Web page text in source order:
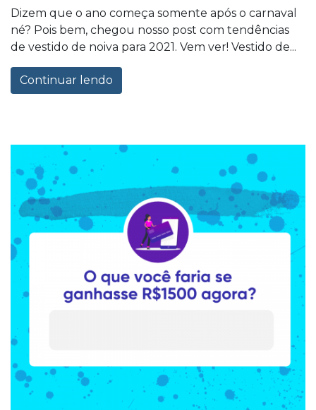
Dizem que o ano começa somente após o carnaval
né? Pois bem, chegou nosso post com tendências
de vestido de noiva para 2021. Vem ver! Vestido de...
Continuar lendo